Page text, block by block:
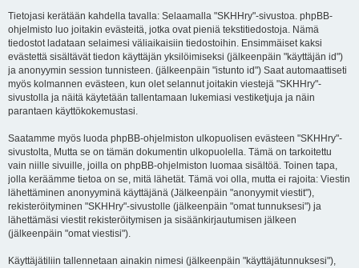
Tietojasi kerätään kahdella tavalla: Selaamalla "SKHHry"-sivustoa. phpBB-
ohjelmisto luo joitakin evästeitä, jotka ovat pieniä tekstitiedostoja. Nämä
tiedostot ladataan selaimesi väliaikaisiin tiedostoihin. Ensimmäiset kaksi
evästettä sisältävät tiedon käyttäjän yksilöimiseksi (jälkeenpäin "käyttäjän id")
ja anonyymin session tunnisteen. (jälkeenpäin "istunto id") Saat automaattiseti
myös kolmannen evästeen, kun olet selannut joitakin viestejä "SKHHry"-
sivustolla ja näitä käytetään tallentamaan lukemiasi vestiketjuja ja näin
parantaen käyttökokemustasi.
Saatamme myös luoda phpBB-ohjelmiston ulkopuolisen evästeen "SKHHry"-
sivustolta, Mutta se on tämän dokumentin ulkopuolella. Tämä on tarkoitettu
vain niille sivuille, joilla on phpBB-ohjelmiston luomaa sisältöä. Toinen tapa,
jolla keräämme tietoa on se, mitä lähetät. Tämä voi olla, mutta ei rajoita: Viestin
lähettäminen anonyyminä käyttäjänä (Jälkeenpäin "anonyymit viestit"),
rekisteröityminen "SKHHry"-sivustolle (jälkeenpäin "omat tunnuksesi") ja
lähettämäsi viestit rekisteröitymisen ja sisäänkirjautumisen jälkeen
(jälkeenpäin "omat viestisi").
Käyttäjätiliin tallennetaan ainakin nimesi (jälkeenpäin "käyttäjätunnuksesi"),